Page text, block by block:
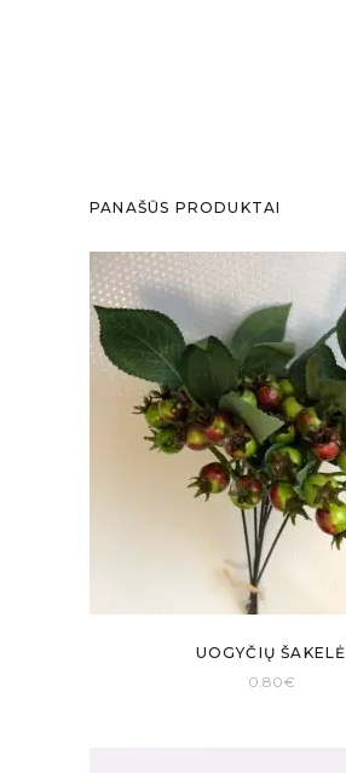
PANAŠŪS PRODUKTAI
UOGYČIŲ ŠAKELĖ
0.80€